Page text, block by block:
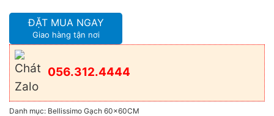
ĐẶT MUA NGAY
Giao hàng tận nơi
056.312.4444
Danh mục: Bellissimo Gạch 60x60CM